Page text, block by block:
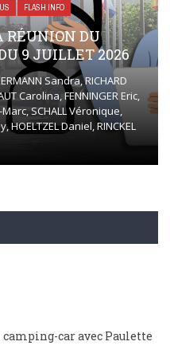
FLASH INFO
RÉUNION DU
9 JUILLET 2026
Sandra, RICHARD
Carolina, FENNINGER Eric,
Marc, SCHALL Véronique,
HOELTZEL Daniel, RINCKEL
car avec Paulette